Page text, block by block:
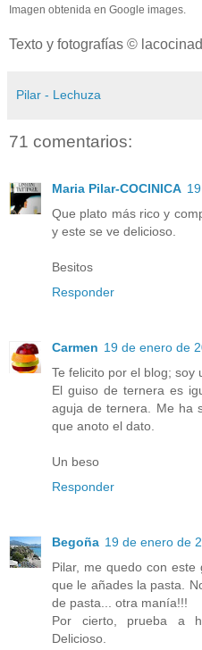
Imagen obtenida en Google images.
Texto y fotografías ©
Pilar - Lechuza
71 comentarios:
Maria Pilar-COCINICA
Que plato más rico y
y este se ve delicioso.
Besitos
Responder
Carmen 19 de enero de
Te felicito por el blog; soy
El guiso de ternera es
aguja de ternera. Me ha
que anoto el dato.
Un beso
Responder
Begoña 19 de enero de
Pilar, me quedo con este
que le añades la pasta.
de pasta... otra manía!!!
Por cierto, prueba a
Delicioso.